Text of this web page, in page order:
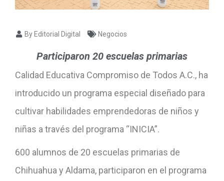
By Editorial Digital Negocios
Participaron 20 escuelas primarias
Calidad Educativa Compromiso de Todos A.C., ha
introducido un programa especial diseñado para
cultivar habilidades emprendedoras de niños y
niñas a través del programa “INICIA”.
600 alumnos de 20 escuelas primarias de
Chihuahua y Aldama, participaron en el programa